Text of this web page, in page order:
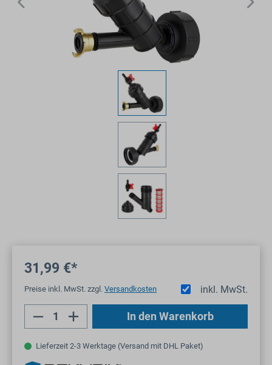
31,99 €*
inkl. MwSt.
Preise inkl. MwSt. zzgl. Versandkosten
Produkt Anzahl: Gib den gewünschten
In den Warenkorb
Lieferzeit 2-3 Werktage (Versand mit DHL Paket)